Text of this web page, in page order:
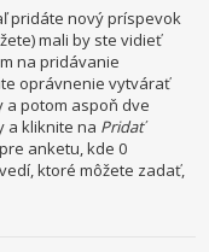
pridáte nový príspevok
mali by ste vidieť
na pridávanie
oprávnenie vytvárať
a potom aspoň dve
a kliknite na Pridať
anketu, kde 0
ktoré môžete zadať,